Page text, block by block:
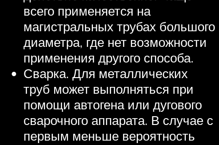
всего применяется на
магистральных трубах большого
диаметра, где нет возможности
применения другого способа.
Сварка. Для металлических
труб может выполняться при
помощи автогена или дугового
сварочного аппарата. В случае с
первым меньше вероятность